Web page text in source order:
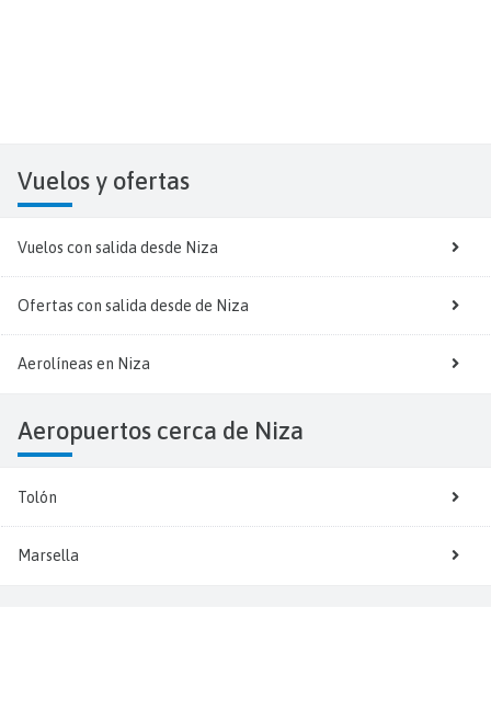
Vuelos y ofertas
Vuelos con salida desde Niza
Ofertas con salida desde de Niza
Aerolíneas en Niza
Aeropuertos cerca de Niza
Tolón
Marsella